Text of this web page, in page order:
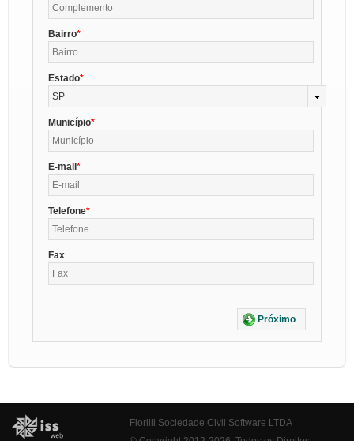
Bairro
Estado
SP
Município
E-mail
Telefone
Fax
Próximo
Fiorilli Sociedade Civil Software LTDA